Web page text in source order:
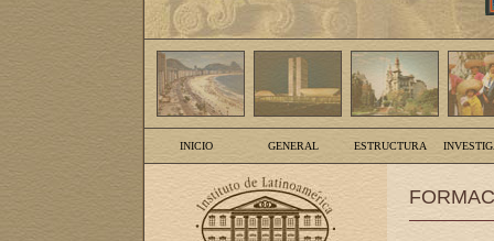
INICIO GENERAL ESTRUCTURA